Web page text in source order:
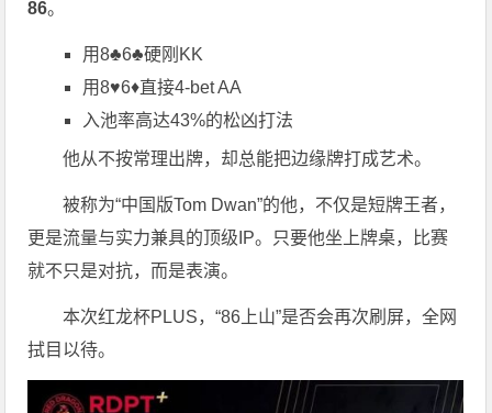
86。
用8♣6♣硬刚KK
用8♥6♦直接4-bet AA
入池率高达43%的松凶打法
他从不按常理出牌，却总能把边缘牌打成艺术。
被称为“中国版Tom Dwan”的他，不仅是短牌王者，
更是流量与实力兼具的顶级IP。只要他坐上牌桌，比赛
就不只是对抗，而是表演。
本次红龙杯PLUS，“86上山”是否会再次刷屏，全网
拭目以待。